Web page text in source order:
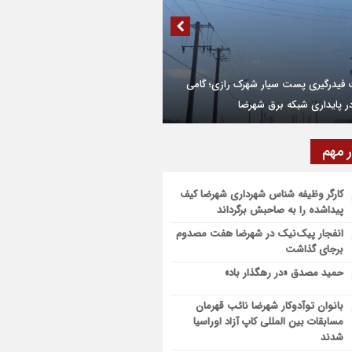
راه ساده برای افزایش عمر لباس‌ها
وعده غذایی به کاهش خطر ابتلا به سرطان
می‌کند؟
۲۸۰ میلیارد تومان اعتبار به تکمیل میدان بسیج
۹ طرح عمرانی در دوره ششم شوراهای شهر در
تکمیل شد
از شبکه روشنایی بلوار خلیج فارس در
مهم
کارگر وظیفه شناس شهرداری شهرضا کیف
پیداشده را به صاحبش برگرداند
انفجار پیک‌نیک در شهرضا هفت مصدوم
برجای گذاشت
حمید مصدق «در رهگذار باد»
بانوان توآدوکار شهرضا نائب قهرمان
مسابقات بین المللی کاپ آزاد اوراسیا
شدند